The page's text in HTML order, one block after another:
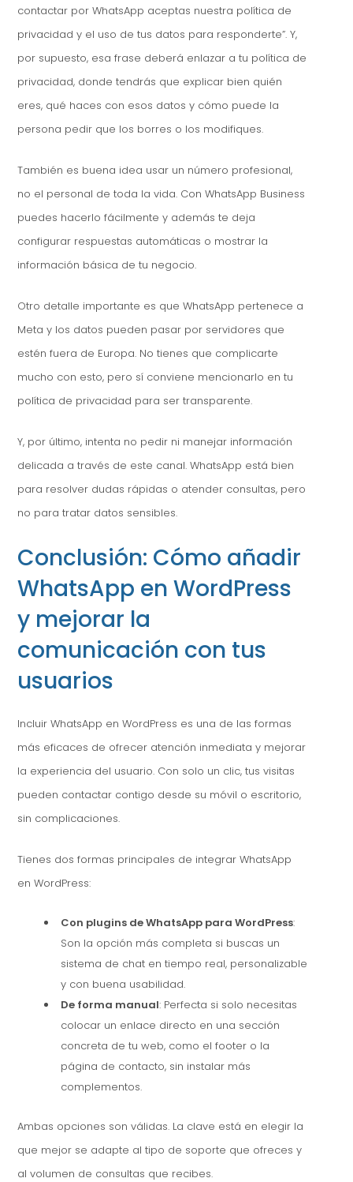
contactar por WhatsApp aceptas nuestra política de
privacidad y el uso de tus datos para responderte”. Y,
por supuesto, esa frase deberá enlazar a tu política de
privacidad, donde tendrás que explicar bien quién
eres, qué haces con esos datos y cómo puede la
persona pedir que los borres o los modifiques.
También es buena idea usar un número profesional,
no el personal de toda la vida. Con WhatsApp Business
puedes hacerlo fácilmente y además te deja
configurar respuestas automáticas o mostrar la
información básica de tu negocio.
Otro detalle importante es que WhatsApp pertenece a
Meta y los datos pueden pasar por servidores que
estén fuera de Europa. No tienes que complicarte
mucho con esto, pero sí conviene mencionarlo en tu
política de privacidad para ser transparente.
Y, por último, intenta no pedir ni manejar información
delicada a través de este canal. WhatsApp está bien
para resolver dudas rápidas o atender consultas, pero
no para tratar datos sensibles.
Conclusión: Cómo añadir
WhatsApp en WordPress
y mejorar la
comunicación con tus
usuarios
Incluir WhatsApp en WordPress es una de las formas
más eficaces de ofrecer atención inmediata y mejorar
la experiencia del usuario. Con solo un clic, tus visitas
pueden contactar contigo desde su móvil o escritorio,
sin complicaciones.
Tienes dos formas principales de integrar WhatsApp
en WordPress:
Con plugins de WhatsApp para WordPress:
Son la opción más completa si buscas un
sistema de chat en tiempo real, personalizable
y con buena usabilidad.
De forma manual: Perfecta si solo necesitas
colocar un enlace directo en una sección
concreta de tu web, como el footer o la
página de contacto, sin instalar más
complementos.
Ambas opciones son válidas. La clave está en elegir la
que mejor se adapte al tipo de soporte que ofreces y
al volumen de consultas que recibes.